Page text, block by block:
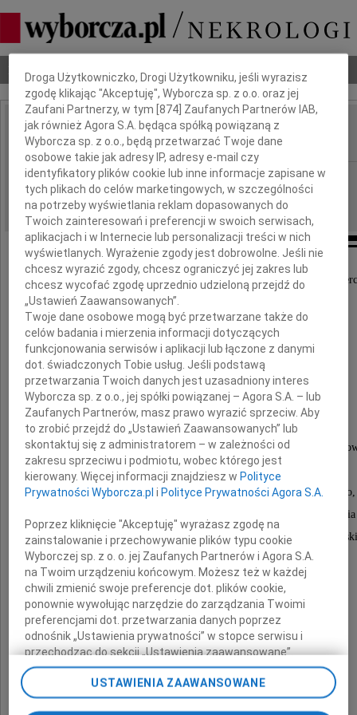
Nekrologi Odeszli Poradnik pogrzebowy
IMIĘ I NAZWISKO: Józef Hasiński
REGION: Poznań
DATA EMISJI: 02.03.2012
Z głębokim żalem przyjąłem wiadomość o
Józefa Hasińskiego
żołnierza II konspiracji
wieloletniego Przewodniczącego
Wojewódzkiej Rady Kombatantów i Osób
Prezesa Wielkopolskiego Oddziału Związku
Więźniów Politycznych Okresu Stalinowskiego,
odznaczonego Krzyżem Oficerskim Orderu
Krzyżem Kawalerskim Orderu Odrodzenia
Rodzinie i Bliskim
składam wyrazy głębokiego współczucia
Wojewoda Wielkopolski
Dbamy o Twoją prywatność
Droga Użytkowniczko, Drogi Użytkowniku, jeśli wyrazisz
zgodę klikając "Akceptuję", Wyborcza sp. z o.o. oraz jej
Zaufani Partnerzy, w tym [874 ] Zaufanych Partnerów IAB,
jak również Agora S.A. będąca spółką powiązaną z
Wyborcza sp. z o.o., będą przetwarzać Twoje dane
osobowe takie jak adresy IP, adresy e-mail czy
identyfikatory plików cookie lub inne informacje zapisane w
tych plikach do celów marketingowych, w szczególności
na potrzeby wyświetlania reklam dopasowanych do
Twoich zainteresowań i preferencji w swoich serwisach,
aplikacjach i w Internecie lub personalizacji treści w nich
wyświetlanych. Wyrażenie zgody jest dobrowolne. Jeśli nie
chcesz wyrazić zgody, chcesz ograniczyć jej zakres lub
chcesz wycofać zgodę uprzednio udzieloną przejdź do
„Ustawień Zaawansowanych”.
Twoje dane osobowe mogą być przetwarzane także do
celów badania i mierzenia informacji dotyczących
funkcjonowania serwisów i aplikacji lub łączone z danymi
dot. świadczonych Tobie usług. Jeśli podstawą
przetwarzania Twoich danych jest uzasadniony interes
Wyborcza sp. z o.o., jej spółki powiązanej – Agora S.A. – lub
Zaufanych Partnerów, masz prawo wyrazić sprzeciw. Aby
to zrobić przejdź do „Ustawień Zaawansowanych” lub
skontaktuj się z administratorem – w zależności od
zakresu sprzeciwu i podmiotu, wobec którego jest
kierowany. Więcej informacji znajdziesz w Polityce
Prywatności Wyborcza.pl i Polityce Prywatności Agora S.A.
Poprzez kliknięcie "Akceptuję" wyrażasz zgodę na
zainstalowanie i przechowywanie plików typu cookie
Wyborczej sp. z o. o. jej Zaufanych Partnerów i Agora S.A.
na Twoim urządzeniu końcowym. Możesz też w każdej
chwili zmienić swoje preferencje dot. plików cookie,
ponownie wywołując narzędzie do zarządzania Twoimi
preferencjami dot. przetwarzania danych poprzez
odnośnik „Ustawienia prywatności” w stopce serwisu i
przechodząc do sekcji „Ustawienia zaawansowane”.
Zmiana ustawień plików cookie możliwa jest także za
pomocą ustawień przeglądarki.
USTAWIENIA ZAAWANSOWANE